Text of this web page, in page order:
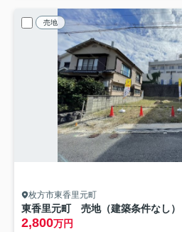
売地
枚方市東香里元町
東香里元町 売地（建築条件なし）
2,800万円